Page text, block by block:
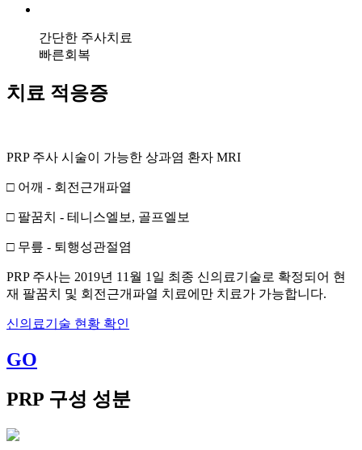
간단한 주사치료
빠른회복
치료 적응증
PRP 주사 시술이 가능한 상과염 환자 MRI
□ 어깨 - 회전근개파열
□ 팔꿈치 - 테니스엘보, 골프엘보
□ 무릎 - 퇴행성관절염
PRP 주사는 2019년 11월 1일 최종 신의료기술로 확정되어 현
재 팔꿈치 및 회전근개파열 치료에만 치료가 가능합니다.
신의료기술 현황 확인
GO
PRP 구성 성분